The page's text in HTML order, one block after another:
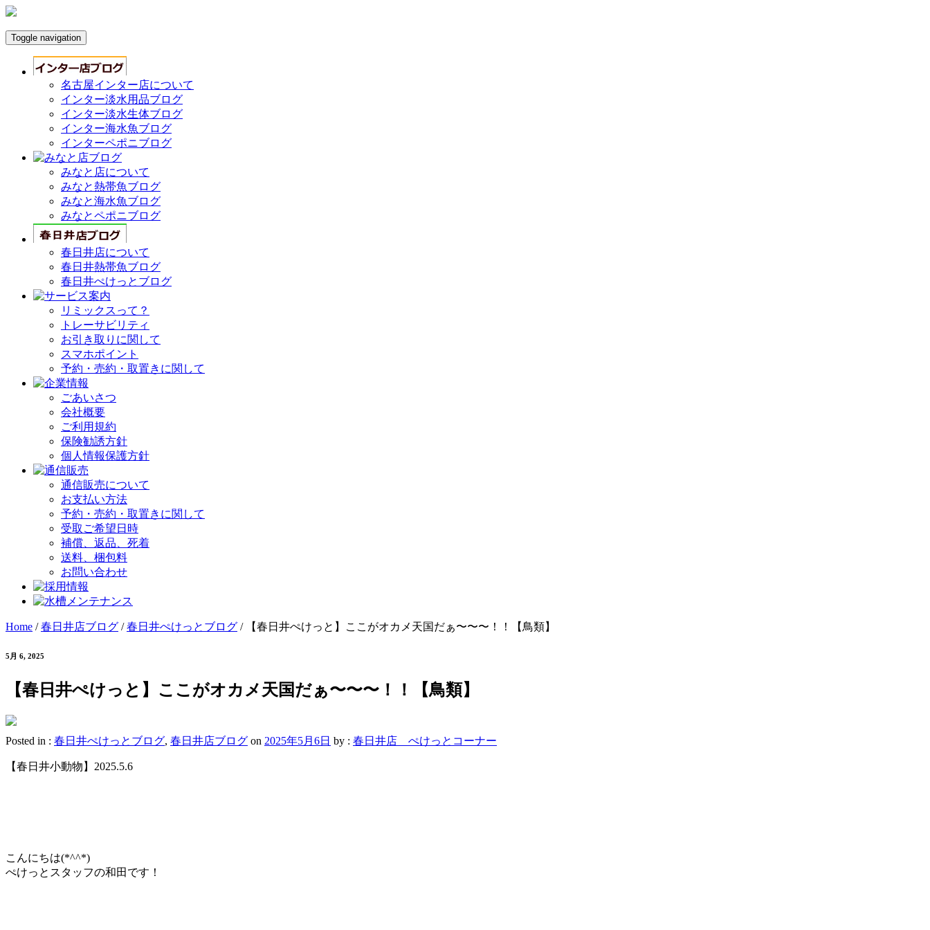
Toggle navigation
名古屋インター店について
インター淡水用品ブログ
インター淡水生体ブログ
インター海水魚ブログ
インターペポニブログ
みなと店について
みなと熱帯魚ブログ
みなと海水魚ブログ
みなとペポニブログ
春日井店について
春日井熱帯魚ブログ
春日井ぺけっとブログ
リミックスって？
トレーサビリティ
お引き取りに関して
スマホポイント
予約・売約・取置きに関して
ごあいさつ
会社概要
ご利用規約
保険勧誘方針
個人情報保護方針
通信販売について
お支払い方法
予約・売約・取置きに関して
受取ご希望日時
補償、返品、死着
送料、梱包料
お問い合わせ
Home /春日井店ブログ /春日井ぺけっとブログ / 【春日井ぺけっと】ここがオカメ天国だぁ〜〜〜！！【鳥類】
5月 6, 2025
【春日井ぺけっと】ここがオカメ天国だぁ〜〜〜！！【鳥類】
Posted in : 春日井ぺけっとブログ, 春日井店ブログ on 2025年5月6日 by : 春日井店 ぺけっとコーナー
【春日井小動物】2025.5.6
こんにちは(*^^*)
ぺけっとスタッフの和田です！